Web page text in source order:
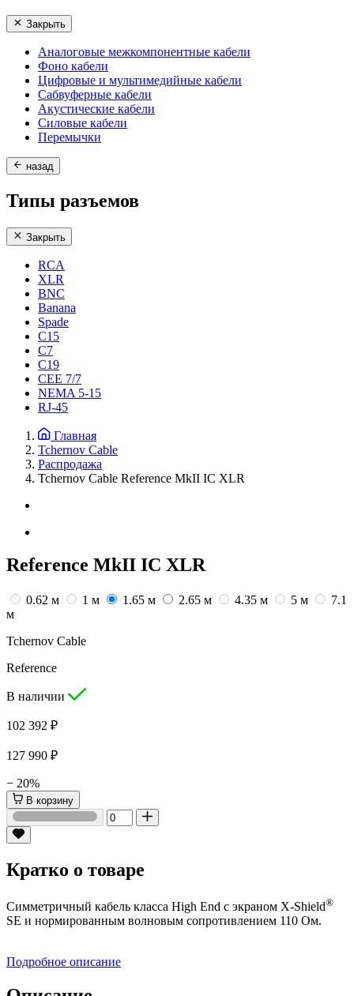
Закрыть
Аналоговые межкомпонентные кабели
Фоно кабели
Цифровые и мультимедийные кабели
Сабвуферные кабели
Акустические кабели
Силовые кабели
Перемычки
назад
Типы разъемов
Закрыть
RCA
XLR
BNC
Banana
Spade
C15
С7
C19
CEE 7/7
NEMA 5-15
RJ-45
Главная
Tchernov Cable
Распродажа
Tchernov Cable Reference MkII IC XLR
Reference MkII IC XLR
0.62 м 1 м 1.65 м 2.65 м 4.35 м 5 м
7.1
м
Tchernov Cable
Reference
В наличии
102 392 ₽
127 990 ₽
− 20%
В корзину
Кратко о товаре
Симметричный кабель класса High End с экраном X-Shield®
SE и нормированным волновым сопротивлением 110 Ом.
Подробное описание